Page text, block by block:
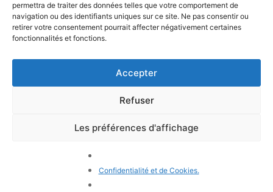
permettra de traiter des données telles que votre comportement de
navigation ou des identifiants uniques sur ce site. Ne pas consentir ou
retirer votre consentement pourrait affecter négativement certaines
fonctionnalités et fonctions.
Accepter
Refuser
Les préférences d'affichage
Confidentialité et de Cookies.
S'ABONNER
POLITIQUE DE CONFIDENTIALITÉ